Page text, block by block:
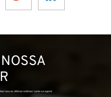
nossas últimas notícias! Junte-se agora!